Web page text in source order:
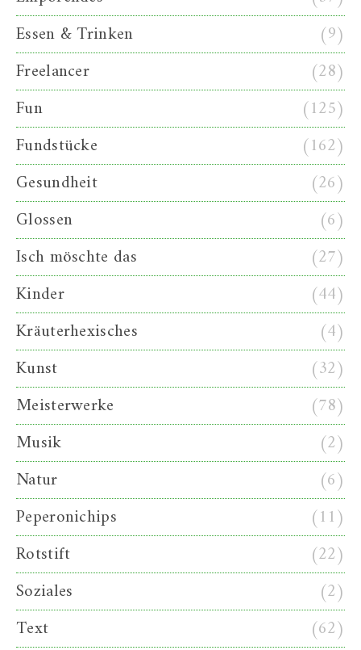
Essen & Trinken
(9)
Freelancer
(28)
Fun
(125)
Fundstücke
(162)
Gesundheit
(26)
Glossen
(6)
Isch möschte das
(27)
Kinder
(44)
Kräuterhexisches
(4)
Kunst
(32)
Meisterwerke
(78)
Musik
(2)
Natur
(6)
Peperonichips
(11)
Rotstift
(22)
Soziales
(2)
Text
(62)